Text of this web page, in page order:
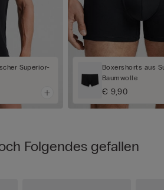
Superior-
Boxershorts aus
Baumwolle
€ 9,90
Folgendes gefallen